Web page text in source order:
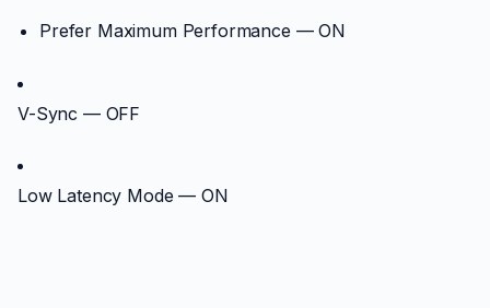
Prefer Maximum Performance — ON
V-Sync — OFF
Low Latency Mode — ON